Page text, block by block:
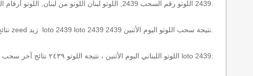
اللوتو اللبناني اليوم الأثنين ، نتيجة اللوتو ٢٤٣٩ نتائج آخر سحب في اللوتو اللبناني، أي نتائج اللوتو رقم السحب 2439 اليوم الأثنين 2026-08-10 loto 2439: